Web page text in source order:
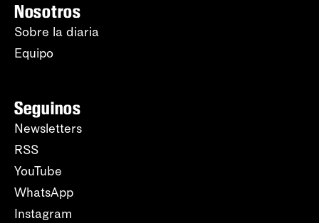
Nosotros
Sobre la diaria
Equipo
Seguinos
Newsletters
RSS
YouTube
WhatsApp
Instagram